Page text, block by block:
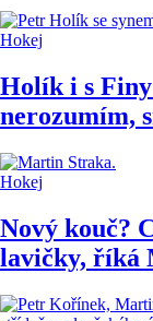
Hokej
Holík i s
nerozumím,
Hokej
Nový kouč?
lavičky, říká